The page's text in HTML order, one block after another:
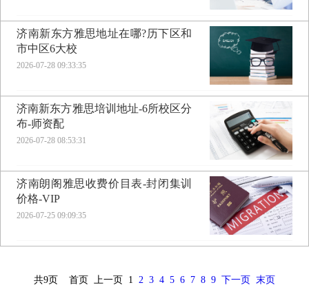
济南新东方雅思地址在哪?历下区和
市中区6大校
2026-07-28 09:33:35
济南新东方雅思培训地址-6所校区分
布-师资配
2026-07-28 08:53:31
济南朗阁雅思收费价目表-封闭集训
价格-VIP
2026-07-25 09:09:35
共9页 首页 上一页 1 2 3 4 5 6 7 8 9 下一页 末页